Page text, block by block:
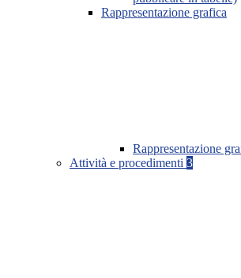
Rappresentazione grafica
Rappresentazione
Attività e procedimenti 3